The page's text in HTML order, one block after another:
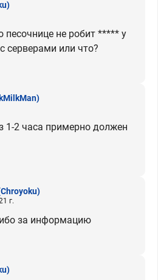
песочнице не робит ***** у
серверами или что?
1-2 часа примерно должен
г.
за информацию